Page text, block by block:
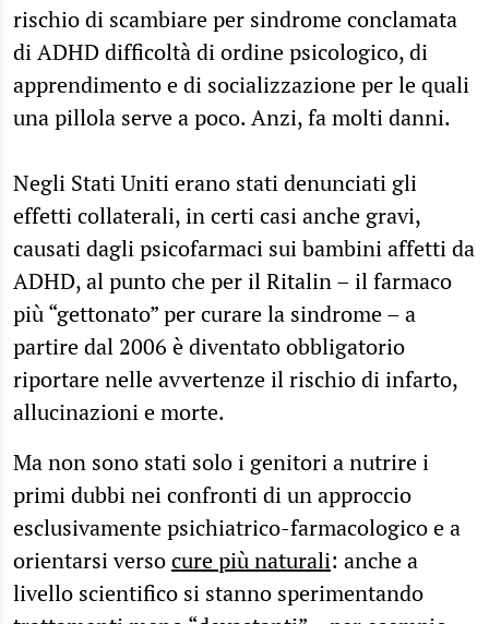
rischio di scambiare per sindrome conclamata
di ADHD difficoltà di ordine psicologico, di
apprendimento e di socializzazione per le quali
una pillola serve a poco. Anzi, fa molti danni.
Negli Stati Uniti erano stati denunciati gli
effetti collaterali, in certi casi anche gravi,
causati dagli psicofarmaci sui bambini affetti da
ADHD, al punto che per il Ritalin – il farmaco
più “gettonato” per curare la sindrome – a
partire dal 2006 è diventato obbligatorio
riportare nelle avvertenze il rischio di infarto,
allucinazioni e morte.
Ma non sono stati solo i genitori a nutrire i
primi dubbi nei confronti di un approccio
esclusivamente psichiatrico-farmacologico e a
orientarsi versocure più naturali: anche a
livello scientifico si stanno sperimentando